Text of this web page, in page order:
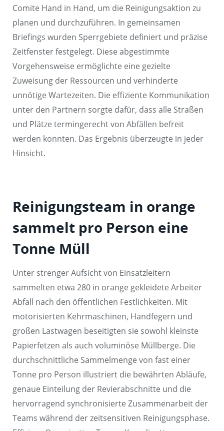
Comite Hand in Hand, um die Reinigungsaktion zu
planen und durchzuführen. In gemeinsamen
Briefings wurden Sperrgebiete definiert und präzise
Zeitfenster festgelegt. Diese abgestimmte
Vorgehensweise ermöglichte eine gezielte
Zuweisung der Ressourcen und verhinderte
unnötige Wartezeiten. Die effiziente Kommunikation
unter den Partnern sorgte dafür, dass alle Straßen
und Plätze termingerecht von Abfällen befreit
werden konnten. Das Ergebnis überzeugte in jeder
Hinsicht.
Reinigungsteam in orange
sammelt pro Person eine
Tonne Müll
Unter strenger Aufsicht von Einsatzleitern
sammelten etwa 280 in orange gekleidete Arbeiter
Abfall nach den öffentlichen Festlichkeiten. Mit
motorisierten Kehrmaschinen, Handfegern und
großen Lastwagen beseitigten sie sowohl kleinste
Papierfetzen als auch voluminöse Müllberge. Die
durchschnittliche Sammelmenge von fast einer
Tonne pro Person illustriert die bewährten Abläufe,
genaue Einteilung der Revierabschnitte und die
hervorragend synchronisierte Zusammenarbeit der
Teams während der zeitsensitiven Reinigungsphase.